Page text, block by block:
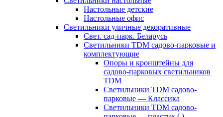
Настольные детские
Настольные офис
Светильники уличные декоративные
Свет. сад-парк. Беларусь
Светильники TDM садово-парковые и
комплектующие
Опоры и кронштейны для
садово-парковых светильников
TDM
Светильники TDM садово-
парковые — Классика
Светильники TDM садово-